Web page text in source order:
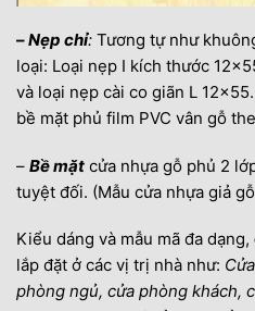
–Nẹp chỉ: Tương tự như
loại: Loại nẹp I kích thước
và loại nẹp cài co giãn L
bề mặt phủ film PVC vân gỗ
– Bề mặt cửa nhựa gỗ phủ 2
tuyệt đối. (Mẫu cửa nhựa giả
Kiểu dáng và mẫu mã đa dạng,
lắp đặt ở các vị trị nhà như:
phòng ngủ, cửa phòng khách,